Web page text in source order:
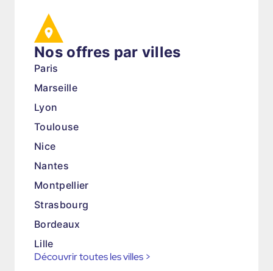
Nos offres par villes
Paris
Marseille
Lyon
Toulouse
Nice
Nantes
Montpellier
Strasbourg
Bordeaux
Lille
Découvrir toutes les villes >